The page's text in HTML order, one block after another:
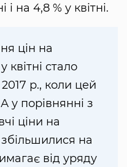
на 4,8 % у квітні.
цін на
квітні стало
р., коли цей
у порівнянні з
ціни на
на
від уряду